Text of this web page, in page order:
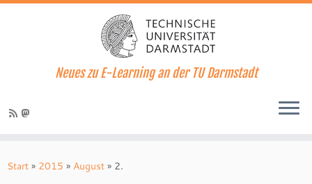
Inhalt
Neues zu E-Learning an der TU Darmstadt
Start » 2015 » August » 2.